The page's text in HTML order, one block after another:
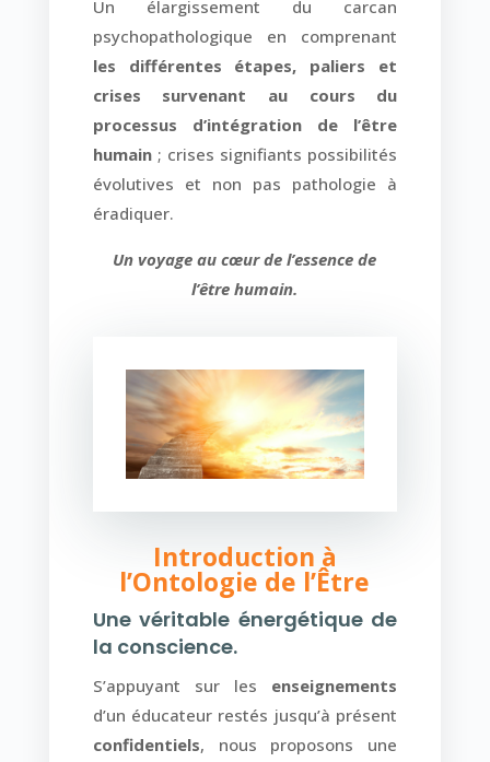
Un élargissement du carcan
psychopathologique en comprenant
les différentes étapes, paliers et
crises survenant au cours du
processus d’intégration de l’être
humain; crises signifiants possibilités
évolutives et non pas pathologie à
éradiquer.
Un voyage au cœur de l’essence de
l’être humain.
Introduction à
l’Ontologie de l’Être
Une véritable énergétique de
la conscience.
S’appuyant sur les enseignements
d’un éducateur restés jusqu’à présent
confidentiels, nous proposons une